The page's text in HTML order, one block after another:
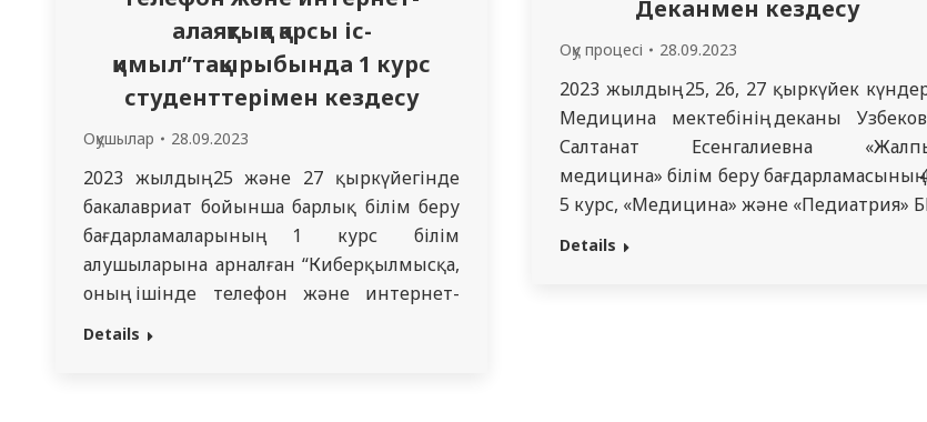
алаяқтыққа қарсы іс-
қимыл”тақырыбында 1 курс
студенттерімен кездесу
Оқушылар 28.09.2023
2023 жылдың 25 және 27 қыркүйегінде
бакалавриат бойынша барлық білім беру
бағдарламаларының 1 курс білім
алушыларына арналған “Киберқылмысқа,
оның ішінде телефон және интернет-
алаяқтыққа қарсы іс-
Details
Деканмен кездесу
Оқу процесі 28.09.2023
2023 жылдың 25, 26, 27 қыркүйек
Медицина мектебінің деканы
Салтанат Есенгалиевна
медицина» білім беру бағдарламасының
5 курс, «Медицина» және «Педиатрия»
2 курс студенттерімен кездесу өткізді.
Details